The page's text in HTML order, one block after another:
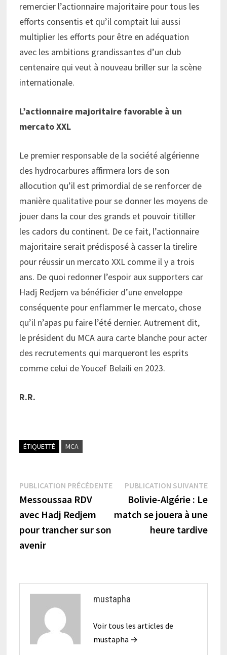
remercier l’actionnaire majoritaire pour tous les
efforts consentis et qu’il comptait lui aussi
multiplier les efforts pour être en adéquation
avec les ambitions grandissantes d’un club
centenaire qui veut à nouveau briller sur la scène
internationale.
L’actionnaire majoritaire favorable à un
mercato XXL
Le premier responsable de la société algérienne
des hydrocarbures affirmera lors de son
allocution qu’il est primordial de se renforcer de
manière qualitative pour se donner les moyens de
jouer dans la cour des grands et pouvoir titiller
les cadors du continent. De ce fait, l’actionnaire
majoritaire serait prédisposé à casser la tirelire
pour réussir un mercato XXL comme il y a trois
ans. De quoi redonner l’espoir aux supporters car
Hadj Redjem va bénéficier d’une enveloppe
conséquente pour enflammer le mercato, chose
qu’il n’apas pu faire l’été dernier. Autrement dit,
le président du MCA aura carte blanche pour acter
des recrutements qui marqueront les esprits
comme celui de Youcef Belaili en 2023.
R.R.
ÉTIQUETTÉ MCA
Navigation
de
l’article
PUBLICATION PRÉCÉDENTEPublication
précédente :
Messoussaa RDV
avec Hadj Redjem
pour trancher sur son
avenir
PUBLICATION SUIVANTE
Bolivie-Algérie : Le
match se jouera à une
heure tardive
mustapha
Voir tous les articles de
mustapha →